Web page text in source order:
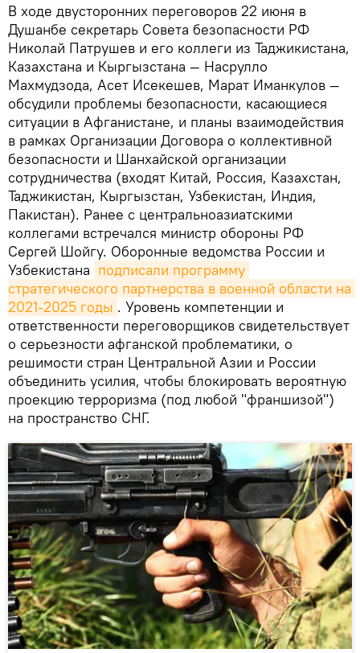
В ходе двусторонних переговоров 22 июня в
Душанбе секретарь Совета безопасности РФ
Николай Патрушев и его коллеги из Таджикистана,
Казахстана и Кыргызстана — Насрулло
Махмудзода, Асет Исекешев, Марат Иманкулов —
обсудили проблемы безопасности, касающиеся
ситуации в Афганистане, и планы взаимодействия
в рамках Организации Договора о коллективной
безопасности и Шанхайской организации
сотрудничества (входят Китай, Россия, Казахстан,
Таджикистан, Кыргызстан, Узбекистан, Индия,
Пакистан). Ранее с центральноазиатскими
коллегами встречался министр обороны РФ
Сергей Шойгу. Оборонные ведомства России и
Узбекистана подписали программу
стратегического партнерства в военной области на
2021-2025 годы . Уровень компетенции и
ответственности переговорщиков свидетельствует
о серьезности афганской проблематики, о
решимости стран Центральной Азии и России
объединить усилия, чтобы блокировать вероятную
проекцию терроризма (под любой "франшизой")
на пространство СНГ.